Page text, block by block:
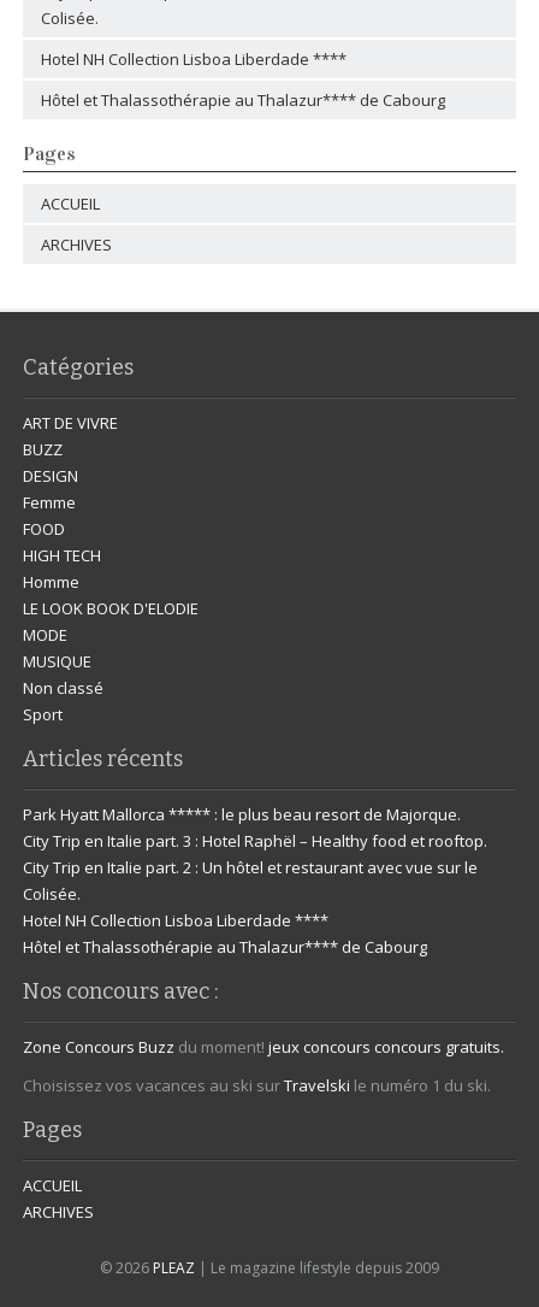
Colisée.
Hotel NH Collection Lisboa Liberdade ****
Hôtel et Thalassothérapie au Thalazur**** de Cabourg
Pages
ACCUEIL
ARCHIVES
Catégories
ART DE VIVRE
BUZZ
DESIGN
Femme
FOOD
HIGH TECH
Homme
LE LOOK BOOK D'ELODIE
MODE
MUSIQUE
Non classé
Sport
Articles récents
Park Hyatt Mallorca ***** : le plus beau resort de Majorque.
City Trip en Italie part. 3 : Hotel Raphël – Healthy food et rooftop.
City Trip en Italie part. 2 : Un hôtel et restaurant avec vue sur le
Colisée.
Hotel NH Collection Lisboa Liberdade ****
Hôtel et Thalassothérapie au Thalazur**** de Cabourg
Nos concours avec :
Zone Concours Buzz du moment!jeux concours concours gratuits.
Choisissez vos vacances au ski surTravelski le numéro 1 du ski.
Pages
ACCUEIL
ARCHIVES
© 2026 PLEAZ | Le magazine lifestyle depuis 2009